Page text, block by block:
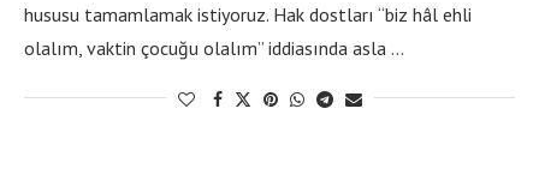
hususu tamamlamak istiyoruz. Hak dostları “biz hâl ehli
olalım, vaktin çocuğu olalım” iddiasında asla …